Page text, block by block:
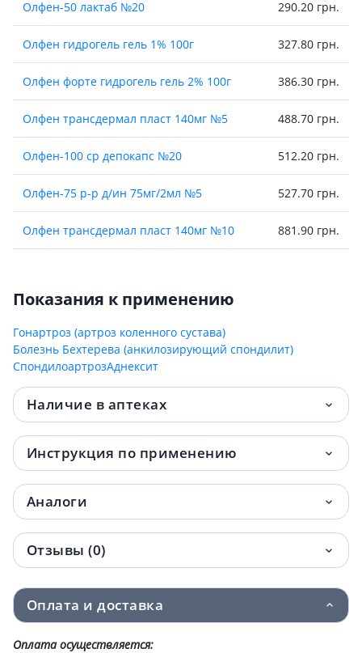
Олфен-50 лактаб №20 290.20 грн.
Олфен гидрогель гель 1% 100г 327.80 грн.
Олфен форте гидрогель гель 2% 100г 386.30 грн.
Олфен трансдермал пласт 140мг №5 488.70 грн.
Олфен-100 ср депокапс №20 512.20 грн.
Олфен-75 р-р д/ин 75мг/2мл №5 527.70 грн.
Олфен трансдермал пласт 140мг №10 881.90 грн.
Показания к применению
Гонартроз (артроз коленного сустава)
Болезнь Бехтерева (анкилозирующий спондилит)
СпондилоартрозАднексит
Наличие в аптеках
Инструкция по применению
Аналоги
Отзывы (0)
Оплата и доставка
Оплата осуществляется: